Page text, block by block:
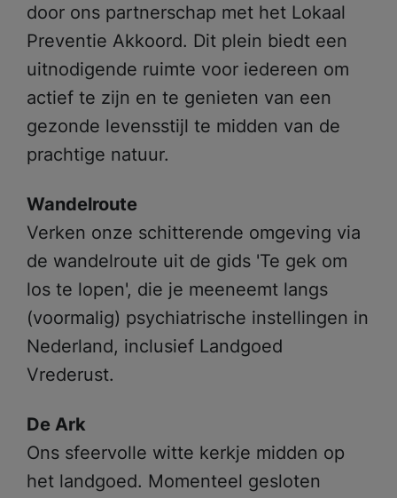
Ik zoek hulp
Wachttijden
Locaties
door ons partnerschap met het Lokaal
Preventie Akkoord. Dit plein biedt een
uitnodigende ruimte voor iedereen om
actief te zijn en te genieten van een
gezonde levensstijl te midden van de
prachtige natuur.
Wandelroute
Verken onze schitterende omgeving via
de wandelroute uit de gids 'Te gek om
los te lopen', die je meeneemt langs
(voormalig) psychiatrische instellingen in
Nederland, inclusief Landgoed
Vrederust.
De Ark
Ons sfeervolle witte kerkje midden op
het landgoed. Momenteel gesloten